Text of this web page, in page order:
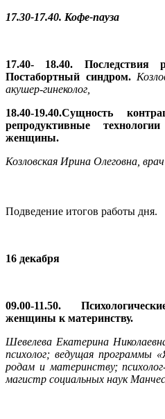
17.30-17.40. Кофе-пауза
17.40- 18.40. Последствия
Постабортный синдром.
акушер-гинеколог,
18.40-19.40.Сущность
репродуктивные
женщины.
Козловская Ирина Олеговна, врач
Подведение итогов работы дня.
16 декабря
09.00-11.50.
женщины к материнству.
Шевелева Екатерина
психолог; ведущая программы
родам и материнству;
магистр социальных наук